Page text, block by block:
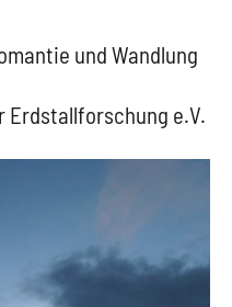
und Wandlung
e.V.